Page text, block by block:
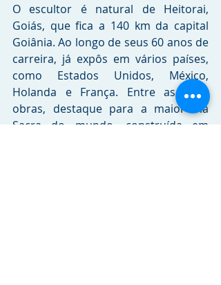
O escultor é natural de Heitorai,
Goiás, que fica a 140 km da capital
Goiânia. Ao longo de seus 60 anos de
carreira, já expôs em vários países,
como Estados Unidos, México,
Holanda e França. Entre as suas
obras, destaque para a maior Via
Sacra do mundo, construída em